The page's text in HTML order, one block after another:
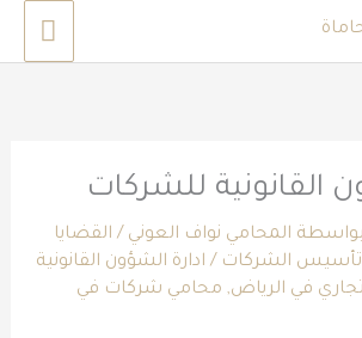
القانونية للشركات
المحامي نواف العوني/ القضايا
تأسيس الشركات / ادارة الشؤون القانونية
في الرياض, محامي شركات في